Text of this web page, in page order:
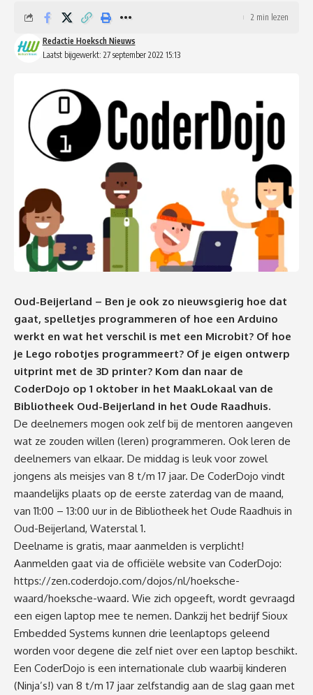
Laatst bijgewerkt: 27 september 2022 15:13
Redactie Hoeksch Nieuws
2 min lezen
Oud-Beijerland – Ben je ook zo nieuwsgierig hoe dat
gaat, spelletjes programmeren of hoe een Arduino
werkt en wat het verschil is met een Microbit? Of hoe
je Lego robotjes programmeert? Of je eigen ontwerp
uitprint met de 3D printer? Kom dan naar de
CoderDojo op 1 oktober in het MaakLokaal van de
Bibliotheek Oud-Beijerland in het Oude Raadhuis.
De deelnemers mogen ook zelf bij de mentoren aangeven
wat ze zouden willen (leren) programmeren. Ook leren de
deelnemers van elkaar. De middag is leuk voor zowel
jongens als meisjes van 8 t/m 17 jaar. De CoderDojo vindt
maandelijks plaats op de eerste zaterdag van de maand,
van 11:00 – 13:00 uur in de Bibliotheek het Oude Raadhuis in
Oud-Beijerland, Waterstal 1.
Deelname is gratis, maar aanmelden is verplicht!
Aanmelden gaat via de officiële website van CoderDojo:
https://zen.coderdojo.com/dojos/nl/hoeksche-
waard/hoeksche-waard. Wie zich opgeeft, wordt gevraagd
een eigen laptop mee te nemen. Dankzij het bedrijf Sioux
Embedded Systems kunnen drie leenlaptops geleend
worden voor degene die zelf niet over een laptop beschikt.
Een CoderDojo is een internationale club waarbij kinderen
(Ninja’s!) van 8 t/m 17 jaar zelfstandig aan de slag gaan met